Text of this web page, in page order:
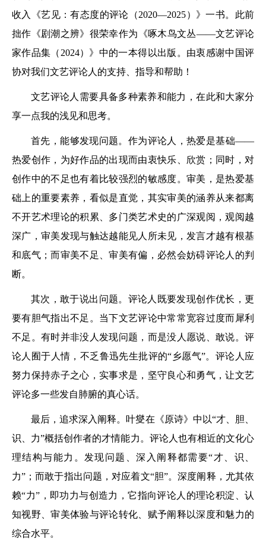
收入《艺见：有态度的评论（2020—2025）》一书。此前
拙作《剧潮之辨》很荣幸作为《啄木鸟文丛——文艺评论
家作品集（2024）》中的一本得以出版。由衷感谢中国评
协对我们文艺评论人的支持、指导和帮助！
文艺评论人需要具备多种素养和能力，在此和大家分
享一点我的浅见和思考。
首先，能够发现问题。作为评论人，热爱是基础——
热爱创作，为好作品的出现而由衷快乐、欣赏；同时，对
创作中的不足也有着比较强烈的敏感度。审美，是热爱基
础上的重要素养，看似是直觉，其实审美的涵养从来都离
不开艺术理论的积累、多门类艺术史的广深观阅，观阅越
深广，审美发现与触达越能见人所未见，发言才越有根基
和底气；而审美不足、审美有偏，必然会妨碍评论人的判
断。
其次，敢于说出问题。评论人既要发现创作优长，更
要有胆气指出不足。当下文艺评论中常常宽容过度而犀利
不足。有时并非没人发现问题，而是没人愿说、敢说。评
论人囿于人情，不乏鲁迅先生批评的“乡愿气”。评论人应
努力保持赤子之心，实事求是，坚守良心和勇气，让文艺
评论多一些发自肺腑的真心话。
最后，追求深入阐释。叶燮在《原诗》中以“才、胆、
识、力”概括创作者的才情能力。评论人也有相近的文化心
理结构与能力。发现问题、深入阐释都需要“才、识、
力”；而敢于指出问题，对应着文“胆”。深度阐释，尤其依
赖“力”，即功力与创造力，它指向评论人的理论积淀、认
知视野、审美体验与评论转化、赋予阐释以深度和魅力的
综合水平。